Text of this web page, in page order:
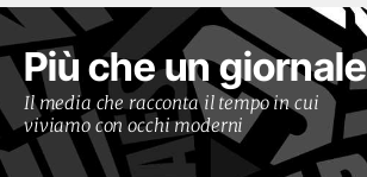
Più che un giornale
Il media che racconta il tempo in cui
viviamo con occhi moderni